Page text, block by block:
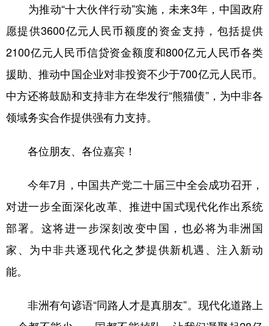
为推动“十大伙伴行动”实施，未来3年，中国政府
愿提供3600亿元人民币额度的资金支持，包括提供
2100亿元人民币信贷资金额度和800亿元人民币各类
援助、推动中国企业对非投资不少于700亿元人民币。
中方还将鼓励和支持非方在华发行“熊猫债”，为中非各
领域务实合作提供强有力支持。
各位朋友、各位嘉宾！
今年7月，中国共产党二十届三中全会成功召开，
对进一步全面深化改革、推进中国式现代化作出系统
部署。这将进一步深刻改变中国，也必将为非洲国
家、为中非共逐现代化之梦提供新机遇、注入新动
能。
非洲有句谚语“同路人才是真朋友”。现代化道路上